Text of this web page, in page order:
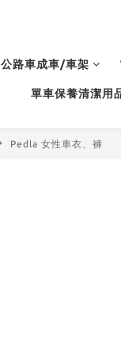
公路車成車/車架
單車保養清潔用
Pedla 女性車衣、褲